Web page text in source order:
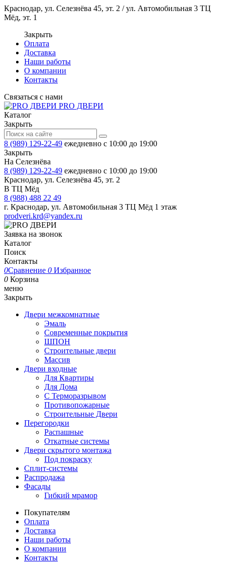
Краснодар, ул. Селезнёва 45, эт. 2 / ул. Автомобильная 3 ТЦ
Мёд, эт. 1
Закрыть
Оплата
Доставка
Наши работы
О компании
Контакты
Связаться с нами
PRO ДВЕРИ
Каталог
Закрыть
8 (989) 129-22-49 ежедневно с 10:00 до 19:00
Закрыть
На Селезнёва
8 (989) 129-22-49 ежедневно с 10:00 до 19:00
Краснодар, ул. Селезнёва 45, эт. 2
В ТЦ Мёд
8 (988) 488 22 49
г. Краснодар, ул. Автомобильная 3 ТЦ Мёд 1 этаж
prodveri.krd@yandex.ru
Заявка на звонок
Каталог
Поиск
Контакты
0Сравнение 0 Избранное
0 Корзина
меню
Закрыть
Двери межкомнатные
Эмаль
Современные покрытия
ШПОН
Строительные двери
Массив
Двери входные
Для Квартиры
Для Дома
С Терморазрывом
Противопожарные
Строительные Двери
Перегородки
Распашные
Откатные системы
Двери скрытого монтажа
Под покраску
Сплит-системы
Распродажа
Фасады
Гибкий мрамор
Покупателям
Оплата
Доставка
Наши работы
О компании
Контакты